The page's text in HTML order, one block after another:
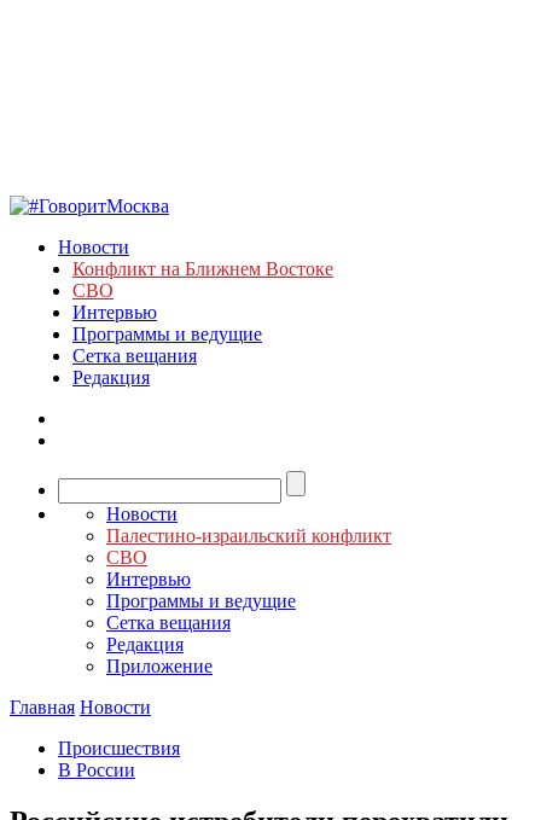
Новости
Конфликт на Ближнем Востоке
СВО
Интервью
Программы и ведущие
Сетка вещания
Редакция
Новости
Палестино-израильский конфликт
СВО
Интервью
Программы и ведущие
Сетка вещания
Редакция
Приложение
Главная Новости
Происшествия
В России